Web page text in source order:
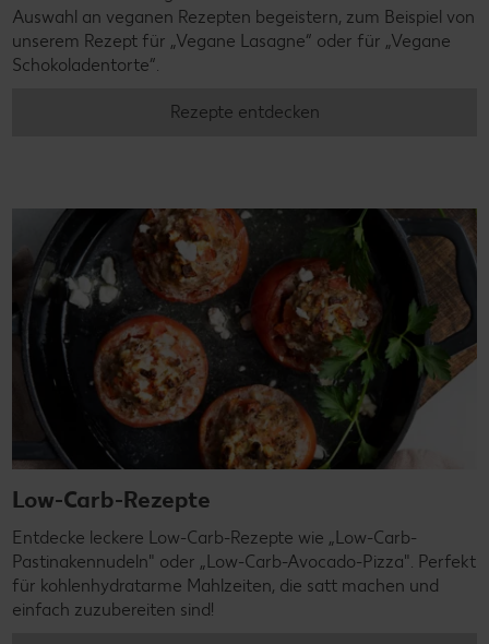
Auswahl an veganen Rezepten begeistern, zum Beispiel von
unserem Rezept für „Vegane Lasagne“ oder für „Vegane
Schokoladentorte“.
Rezepte entdecken
Low-Carb-Rezepte
Entdecke leckere Low-Carb-Rezepte wie „Low-Carb-
Pastinakennudeln" oder „Low-Carb-Avocado-Pizza". Perfekt
für kohlenhydratarme Mahlzeiten, die satt machen und
einfach zuzubereiten sind!